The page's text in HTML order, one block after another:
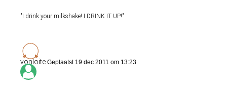
"I drink your milkshake! I DRINK IT UP!"
vonloite Geplaatst 19 dec 2011 om 13:23